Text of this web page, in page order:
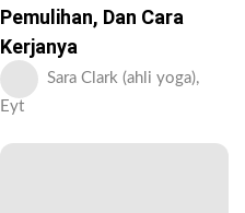
Pemulihan, Dan Cara
Kerjanya
Sara Clark (ahli yoga),
Eyt